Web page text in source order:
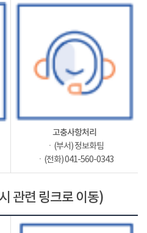
고충사항처리
ㆍ(부서) 정보화팀
ㆍ(전화) 041-560-0343
관련 링크로 이동)